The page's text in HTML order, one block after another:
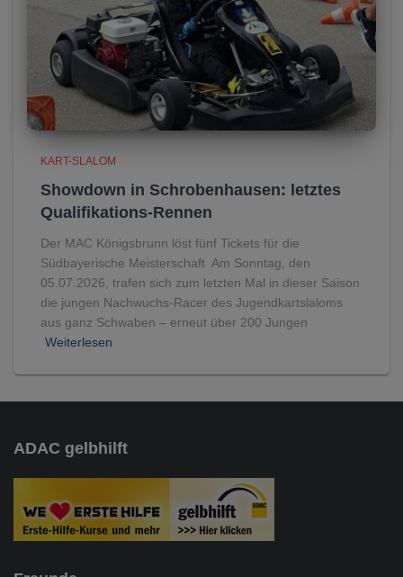
KART-SLALOM
Showdown in Schrobenhausen: letztes
Qualifikations-Rennen
Der MAC Königsbrunn löst fünf Tickets für die
Südbayerische Meisterschaft Am Sonntag, den
05.07.2026, trafen sich zum letzten Mal in dieser Saison
die jungen Nachwuchs-Racer des Jugendkartslaloms
aus ganz Schwaben – erneut über 200 Jungen
Weiterlesen
ADAC gelbhilft